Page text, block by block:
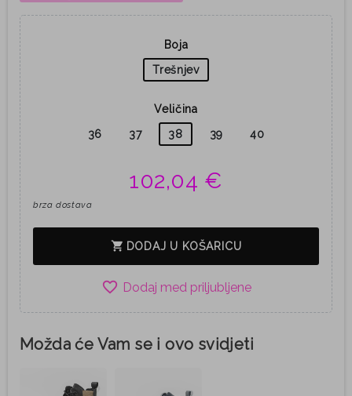
Boja
Trešnjev
Veličina
36
37 38 39 40
102,04 €
brza dostava
shopping_cart DODAJ U KOŠARICU
favorite_border
Možda će Vam se i ovo svidjeti